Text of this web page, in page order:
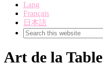
Lang
Français
日本語
Search
this
Art de la Table